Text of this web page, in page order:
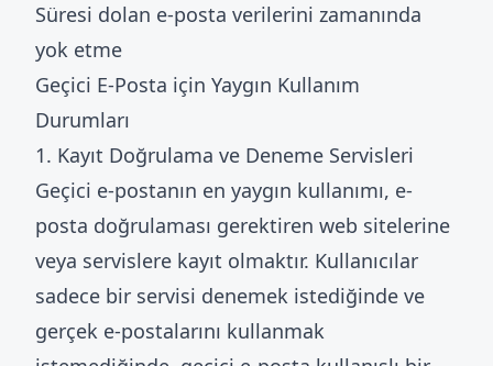
Süresi dolan e-posta verilerini zamanında
yok etme
Geçici E-Posta için Yaygın Kullanım
Durumları
1. Kayıt Doğrulama ve Deneme Servisleri
Geçici e-postanın en yaygın kullanımı, e-
posta doğrulaması gerektiren web sitelerine
veya servislere kayıt olmaktır. Kullanıcılar
sadece bir servisi denemek istediğinde ve
gerçek e-postalarını kullanmak